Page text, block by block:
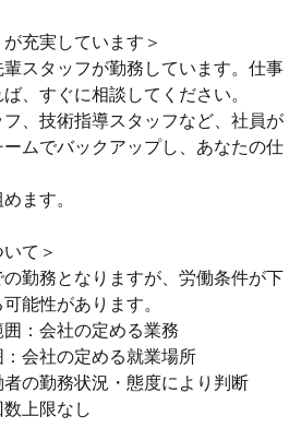
充実しています＞
スタッフが勤務しています。仕事
、すぐに相談してください。
、技術指導スタッフなど、社員が
ムでバックアップし、あなたの仕
ます。
て＞
勤務となりますが、労働条件が下
能性があります。
：会社の定める業務
会社の定める就業場所
の勤務状況・態度により判断
上限なし